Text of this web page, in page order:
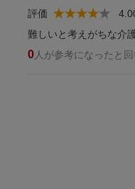
評価
難しいと考えがちな介
0 人が参考になったと回